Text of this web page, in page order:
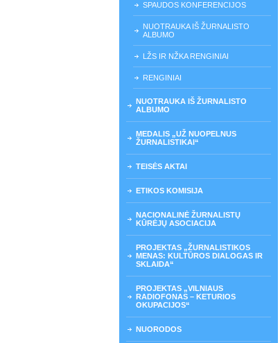
SPAUDOS KONFERENCIJOS
NUOTRAUKA IŠ ŽURNALISTO
ALBUMO
LŽS IR NŽKA RENGINIAI
RENGINIAI
NUOTRAUKA IŠ ŽURNALISTO
ALBUMO
MEDALIS „UŽ NUOPELNUS
ŽURNALISTIKAI“
TEISĖS AKTAI
ETIKOS KOMISIJA
NACIONALINĖ ŽURNALISTŲ
KŪRĖJŲ ASOCIACIJA
PROJEKTAS „ŽURNALISTIKOS
MENAS: KULTŪROS DIALOGAS IR
SKLAIDA“
PROJEKTAS „VILNIAUS
RADIOFONAS – KETURIOS
OKUPACIJOS“
NUORODOS